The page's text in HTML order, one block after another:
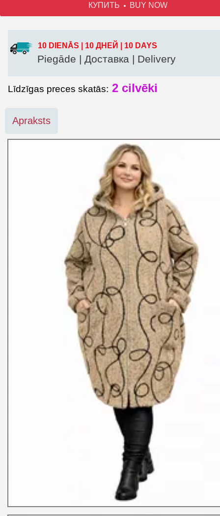
КУПИТЬ BUY NOW
10 DIENĀS | 10 ДНЕЙ | 10 DAYS
Piegāde | Доставка | Delivery
Līdzīgas preces skatās: 2 cilvēki
Apraksts